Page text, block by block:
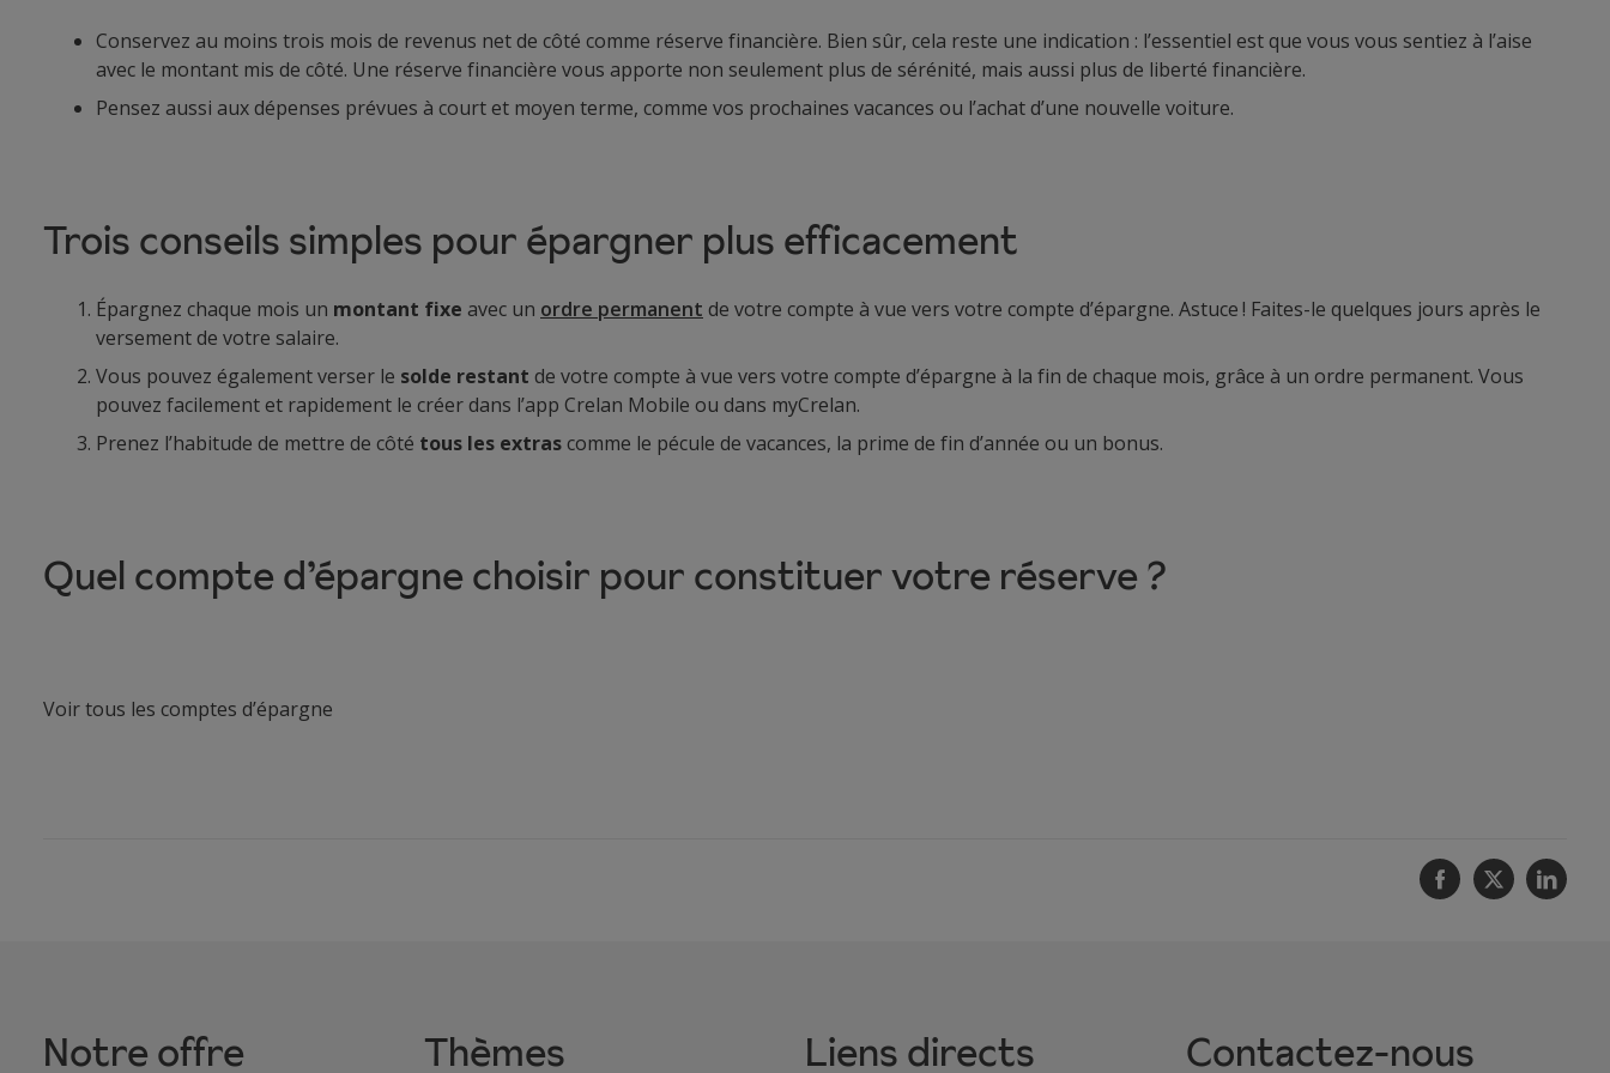
Conservez au moins trois mois de revenus net de côté comme réserve financière. Bien sûr, cela reste une indication : l’essentiel est que vous vous sentiez à l’aise
avec le montant mis de côté. Une réserve financière vous apporte non seulement plus de sérénité, mais aussi plus de liberté financière.
Pensez aussi aux dépenses prévues à court et moyen terme, comme vos prochaines vacances ou l’achat d’une nouvelle voiture.
Trois conseils simples pour épargner plus efficacement
Épargnez chaque mois un montant fixe avec un ordre permanent de votre compte à vue vers votre compte d’épargne. Astuce ! Faites-le quelques jours après le
versement de votre salaire.
Vous pouvez également verser le solde restant de votre compte à vue vers votre compte d’épargne à la fin de chaque mois, grâce à un ordre permanent. Vous
pouvez facilement et rapidement le créer dans l’app Crelan Mobile ou dans myCrelan.
Prenez l’habitude de mettre de côté tous les extrascomme le pécule de vacances, la prime de fin d’année ou un bonus.
Quel compte d’épargne choisir pour constituer votre réserve ?
Voir tous les comptes d’épargne
Facebook
Twitter
Notre offre Thèmes Liens directs Contactez-nous